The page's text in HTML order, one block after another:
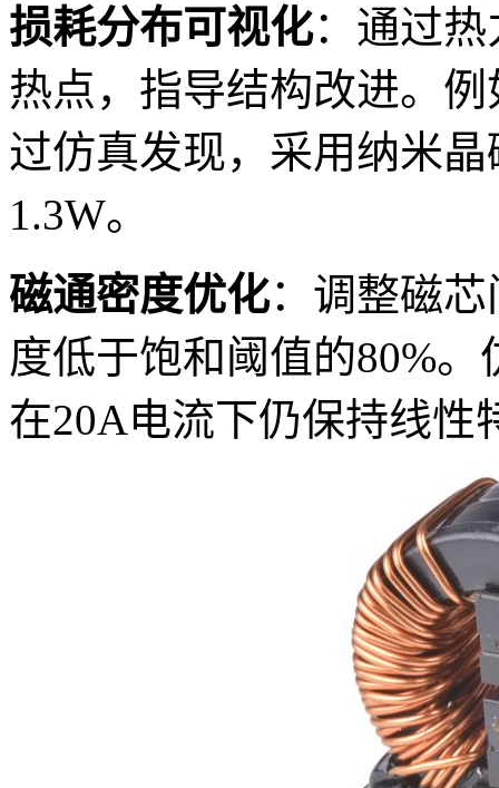
损耗分布可视化：通过
热点，指导结构改进。
过仿真发现，采用纳米
1.3W。
磁通密度优化：调整磁
度低于饱和阈值的80%
在20A电流下仍保持线性